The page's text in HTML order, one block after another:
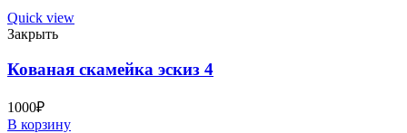
Quick view
Закрыть
Кованая скамейка эскиз 4
1000₽
В корзину